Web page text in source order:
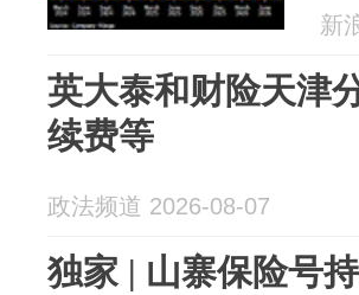
新
英大泰和财险天津
续费等
政法频道 2026-08-07
独家 | 山寨保险号